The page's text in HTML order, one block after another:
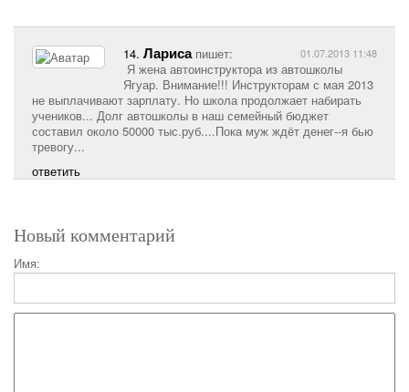
01.07.2013 11:48
14. Ларисапишет:
Я жена автоинструктора из автошколы
Ягуар. Внимание!!! Инструкторам с мая 2013
не выплачивают зарплату. Но школа продолжает набирать
учеников... Долг автошколы в наш семейный бюджет
составил около 50000 тыс.руб....Пока муж ждёт денег--я бью
тревогу...
ответить
Новый комментарий
Имя: